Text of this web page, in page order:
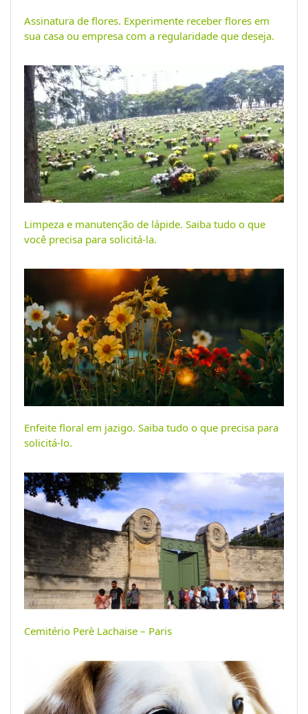
Assinatura de flores. Experimente receber flores em
sua casa ou empresa com a regularidade que deseja.
Limpeza e manutenção de lápide. Saiba tudo o que
você precisa para solicitá-la.
Enfeite floral em jazigo. Saiba tudo o que precisa para
solicitá-lo.
Cemitério Perè Lachaise – Paris